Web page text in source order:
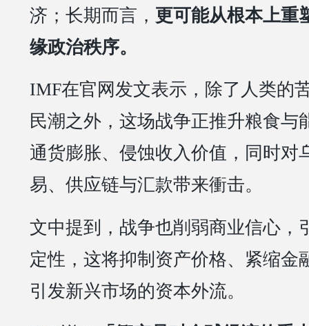
济；长期而言， 更可能从根本上重
缘政治秩序。
IMF在官网发文表示，除了人类的
民潮之外，这场战争正推升粮食与
通货膨胀、侵蚀收入价值，同时对
易、供应链与汇款带来衝击。
文中提到，战争也削弱商业信心，
定性，这将抑制资产价格、紧缩金
引发新兴市场的资本外流。